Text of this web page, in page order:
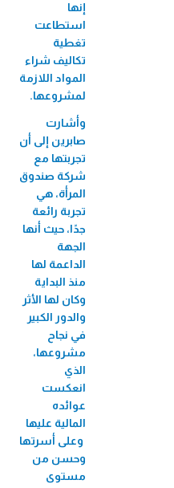
إنها
استطاعت
تغطية
تكاليف شراء
المواد اللازمة
لمشروعها.
وأشارت
صابرين إلى أن
تجربتها مع
شركة صندوق
المرأة، هي
تجربة رائعة
جدًا، حيث أنها
الجهة
الداعمة لها
منذ البداية
وكان لها الأثر
والدور الكبير
في نجاح
مشروعها،
الذي
انعكست
عوائده
المالية عليها
وعلى أسرتها
وحسن من
مستوى